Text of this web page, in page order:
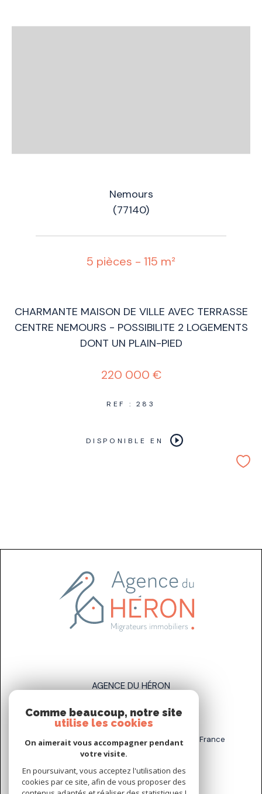
Nemours
(77140)
5 pièces - 115 m²
CHARMANTE MAISON DE VILLE AVEC TERRASSE
CENTRE NEMOURS - POSSIBILITE 2 LOGEMENTS
DONT UN PLAIN-PIED
220 000 €
REF : 283
DISPONIBLE EN
AGENCE DU HÉRON
07 83 89 58 93
sarah.stahl@agenceduheron.fr
6 bis Rue de la Grande Maison, 77890 Arville, France
NOUS SUIVRE SUR
Comme beaucoup, notre site
utilise les cookies
On aimerait vous accompagner pendant
votre visite.
En poursuivant, vous acceptez l'utilisation des
cookies par ce site, afin de vous proposer des